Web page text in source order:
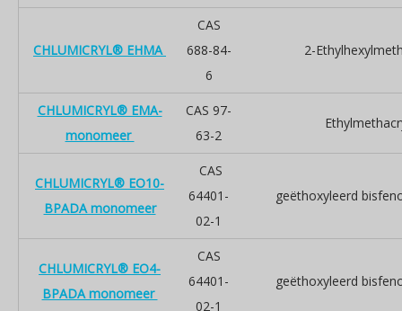
CHLUMICRYL® EHMA
CAS
688-84-
6
2-
CHLUMICRYL® EMA-
monomeer
CAS 97-
63-2
CHLUMICRYL® EO10-
BPADA monomeer
CAS
64401-
02-1
geëthoxyleerd
CHLUMICRYL® EO4-
BPADA monomeer
CAS
64401-
02-1
geëthoxyleerd